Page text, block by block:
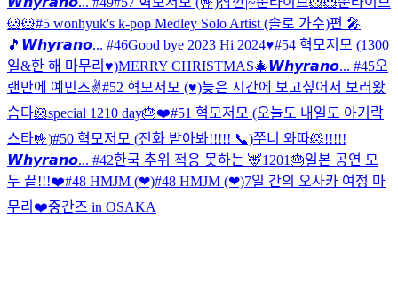
🐹🐹#5 wonhyuk's k-pop Medley Solo Artist (솔로 가수)편 🎤
🎵 𝙒𝙝𝙮𝙧𝙖𝙣𝙤... #46Good bye 2023 Hi 2024♥#54 혁모저모 (1300
일&한 해 마무리♥)MERRY CHRISTMAS🎄𝙒𝙝𝙮𝙧𝙖𝙣𝙤... #45오
랜만에 예민즈✌️#52 혁모저모 (♥)늦은 시간에 보고싶어서 보러왔
슴다🐹special 1210 day🎂❤️#51 혁모저모 (오늘도 내일도 아기락
스타🤟)#50 혁모저모 (전화 받아봐!!!!! 📞)쭈니 와따🐹!!!!!
𝙒𝙝𝙮𝙧𝙖𝙣𝙤... #42한국 추위 적응 못하는 🦌1201🎂일본 공연 모
두 끝!!!❤️#48 HMJM (❤)#48 HMJM (❤)7일 간의 오사카 여정 마
무리❤️중간즈 in OSAKA